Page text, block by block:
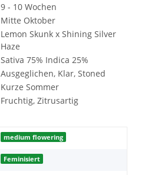
9 - 10 Wochen
Mitte Oktober
Lemon Skunk x Shining Silver
Haze
Sativa 75% Indica 25%
Ausgeglichen, Klar, Stoned
Kurze Sommer
Fruchtig, Zitrusartig
medium flowering
Feminisiert